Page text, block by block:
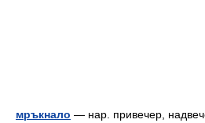
мръкнало — нар. привечер,